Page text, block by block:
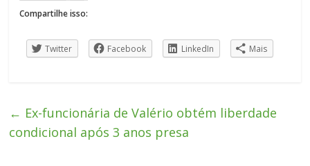
Compartilhe isso:
Twitter Facebook LinkedIn Mais
← Ex-funcionária de Valério obtém liberdade
condicional após 3 anos presa